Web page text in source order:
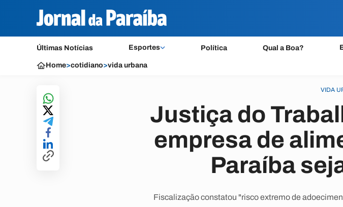
Últimas Notícias Esportes Política Qual a Boa?
Home>cotidiano>vida urbana
VIDA
Justiça do
empresa de
Paraíba
Fiscalização constatou "risco extremo de